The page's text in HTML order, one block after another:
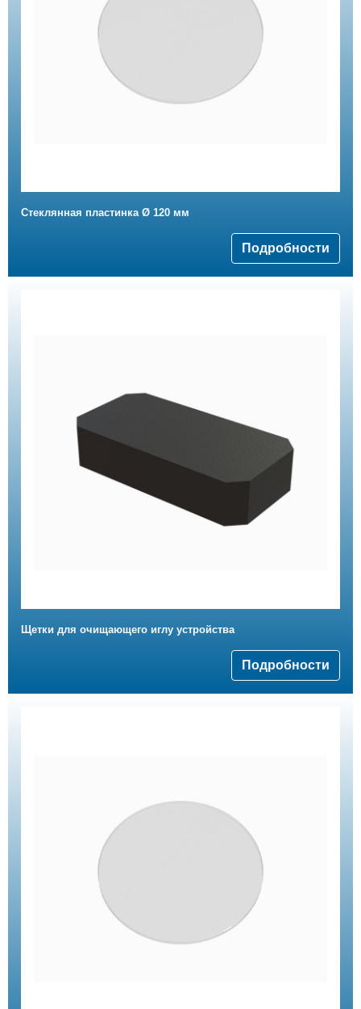
Стеклянная пластинка Ø 120 мм
Подробности
Щетки для очищающего иглу устройства
Подробности